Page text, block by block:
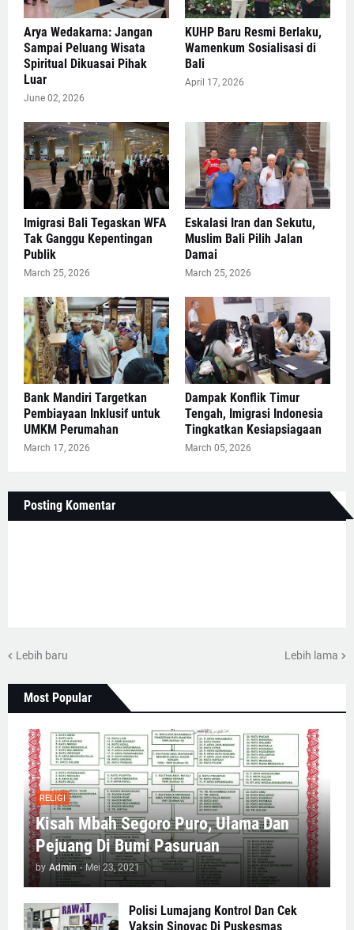
Arya Wedakarna: Jangan
Sampai Peluang Wisata
Spiritual Dikuasai Pihak
Luar
June 02, 2026
KUHP Baru Resmi Berlaku,
Wamenkum Sosialisasi di
Bali
April 17, 2026
Imigrasi Bali Tegaskan WFA
Tak Ganggu Kepentingan
Publik
March 25, 2026
Eskalasi Iran dan Sekutu,
Muslim Bali Pilih Jalan
Damai
March 25, 2026
Bank Mandiri Targetkan
Pembiayaan Inklusif untuk
UMKM Perumahan
March 17, 2026
Dampak Konflik Timur
Tengah, Imigrasi Indonesia
Tingkatkan Kesiapsiagaan
March 05, 2026
Posting Komentar
Lebih baru Lebih lama
Most Popular
RELIGI
Kisah Mbah Segoro Puro, Ulama Dan
Pejuang Di Bumi Pasuruan
by Admin - Mei 23, 2021
Polisi Lumajang Kontrol Dan Cek
Vaksin Sinovac Di Puskesmas